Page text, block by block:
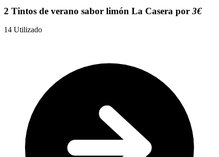
2 Tintos de verano sabor limón La Casera por 3€
14 Utilizado